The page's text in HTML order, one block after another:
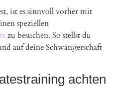
ist es sinnvoll vorher mit
speziellen
zu besuchen. So stellst du
auf deine Schwangerschaft
achten